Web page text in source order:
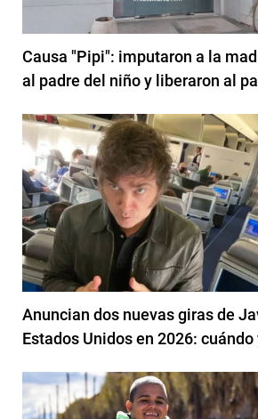
Causa "Pipi": imputaron a la
al padre del niño y liberaron al
Anuncian dos nuevas giras de
Estados Unidos en 2026: